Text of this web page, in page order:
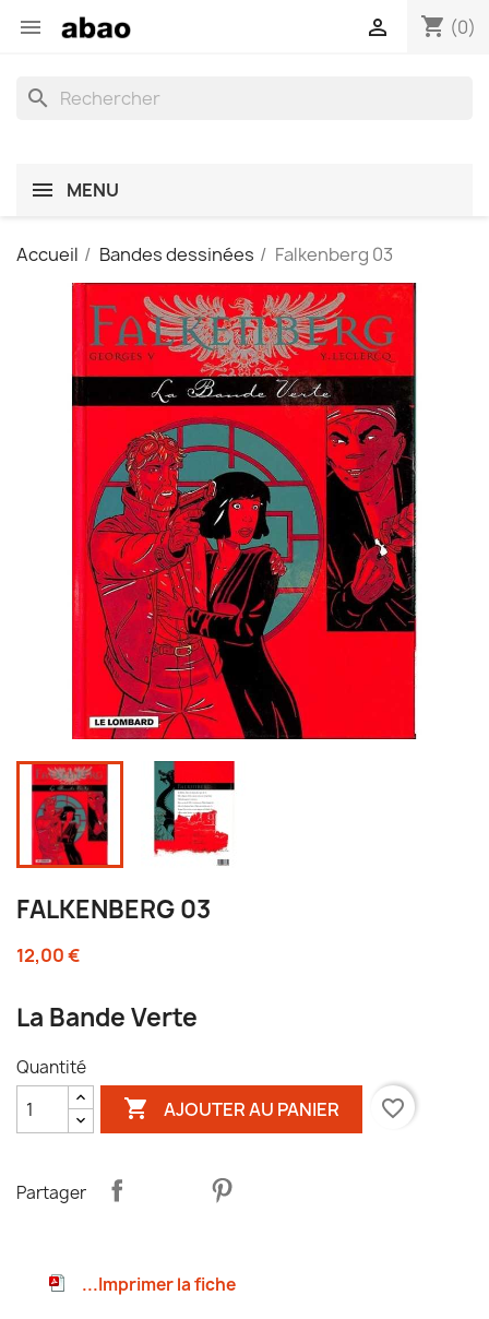
 shopping_cart (0)

search
MENU
Accueil Bandes dessinées Falkenberg 03
FALKENBERG 03
12,00 €
La Bande Verte
Quantité
 AJOUTER AU PANIER favorite_border
Partager
...Imprimer la fiche